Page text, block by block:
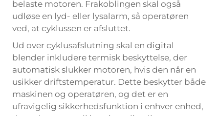
belaste motoren. Frakoblingen skal også
udløse en lyd- eller lysalarm, så operatøren
ved, at cyklussen er afsluttet.
Ud over cyklusafslutning skal en digital
blender inkludere termisk beskyttelse, der
automatisk slukker motoren, hvis den når en
usikker driftstemperatur. Dette beskytter både
maskinen og operatøren, og det er en
ufravigelig sikkerhedsfunktion i enhver enhed,